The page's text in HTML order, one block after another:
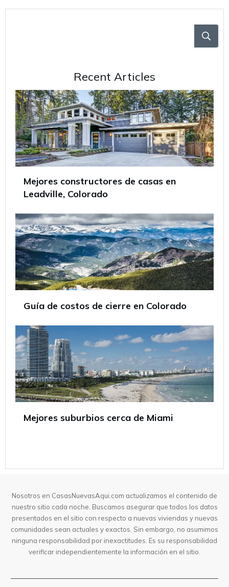
Recent Articles
Mejores constructores de casas en
Leadville, Colorado
Guía de costos de cierre en Colorado
Mejores suburbios cerca de Miami
Nosotros en CasasNuevasAqui.com actualizamos el contenido de
nuestro sitio cada noche. Buscamos asegurar que todos los datos
presentados en el sitio con respecto a nuevas viviendas y nuevas
comunidades sean actuales y exactos. Sin embargo, no asumimos
ninguna responsabilidad por inexactitudes. Es su responsabilidad
verificar independientemente la información en el sitio.